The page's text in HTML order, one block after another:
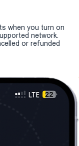
when you turn on
network.
or refunded